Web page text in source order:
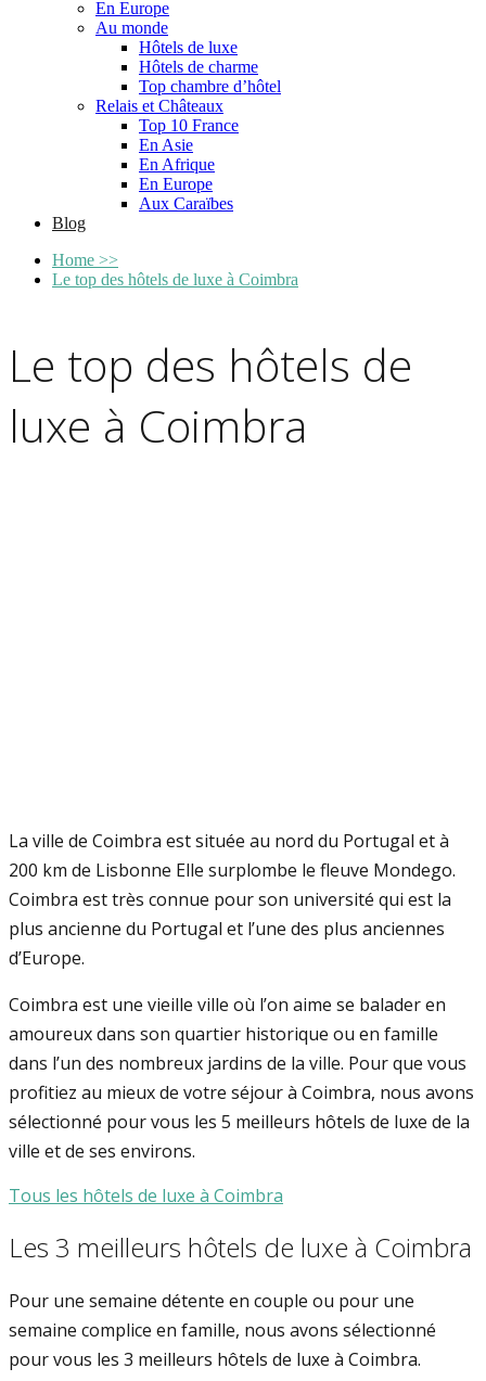
En Europe
Au monde
Hôtels de luxe
Hôtels de charme
Top chambre d’hôtel
Relais et Châteaux
Top 10 France
En Asie
En Afrique
En Europe
Aux Caraïbes
Blog
Home >>
Le top des hôtels de luxe à Coimbra
Le top des hôtels de
luxe à Coimbra
La ville de Coimbra est située au nord du Portugal et à
200 km de Lisbonne Elle surplombe le fleuve Mondego.
Coimbra est très connue pour son université qui est la
plus ancienne du Portugal et l’une des plus anciennes
d’Europe.
Coimbra est une vieille ville où l’on aime se balader en
amoureux dans son quartier historique ou en famille
dans l’un des nombreux jardins de la ville. Pour que vous
profitiez au mieux de votre séjour à Coimbra, nous avons
sélectionné pour vous les 5 meilleurs hôtels de luxe de la
ville et de ses environs.
Tous les hôtels de luxe à Coimbra
Les 3 meilleurs hôtels de luxe à Coimbra
Pour une semaine détente en couple ou pour une
semaine complice en famille, nous avons sélectionné
pour vous les 3 meilleurs hôtels de luxe à Coimbra.